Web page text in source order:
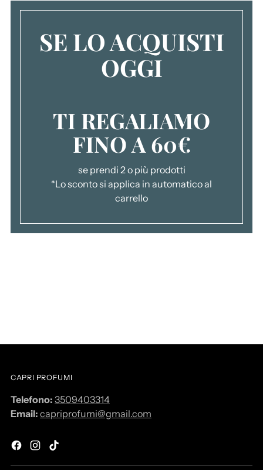
SE LO ACQUISTI
OGGI
TI REGALIAMO
FINO A 60€
se prendi 2 o più prodotti
*Lo sconto si applica in automatico al
carrello
CAPRI PROFUMI
Telefono: 3509403314
Email: capriprofumi@gmail.com